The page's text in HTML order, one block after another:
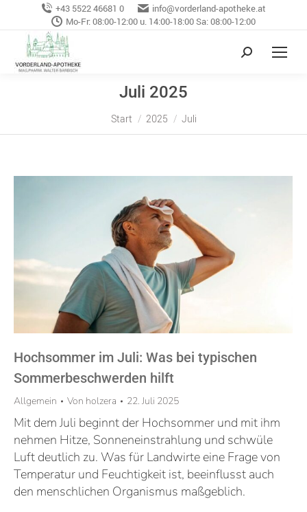
+43 5522 46681 0
info@vorderland-apotheke.at
Mo-Fr: 08:00-12:00 u. 14:00-18:00 Sa: 08:00-12:00
Juli 2025
Sie befinden sich hier:
Start 2025 Juli
Hochsommer im Juli: Was bei typischen
Sommerbeschwerden hilft
Allgemein Von holzera 22. Juli 2025
Mit dem Juli beginnt der Hochsommer und mit ihm
nehmen Hitze, Sonneneinstrahlung und schwüle
Luft deutlich zu. Was für Landwirte eine Frage von
Temperatur und Feuchtigkeit ist, beeinflusst auch
den menschlichen Organismus maßgeblich.